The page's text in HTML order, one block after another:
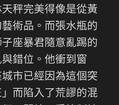
秤完美得像是從黃
術品。而張水瓶的
座暴君隨意亂踢的
錯位。他衝到窗
市已經因為這個突
而陷入了荒謬的混